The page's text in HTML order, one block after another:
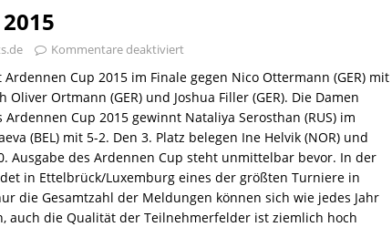
Kommentare deaktiviert
Ardennen Cup 2015 im Finale gegen Nico Ottermann (GER) mit
Oliver Ortmann (GER) und Joshua Filler (GER). Die Damen
Cup 2015 gewinnt Nataliya Serosthan (RUS) im
(BEL) mit 5-2. Den 3. Platz belegen Ine Helvik (NOR) und
Ausgabe des Ardennen Cup steht unmittelbar bevor. In der
in Ettelbrück/Luxemburg eines der größten Turniere in
die Gesamtzahl der Meldungen können sich wie jedes Jahr
auch die Qualität der Teilnehmerfelder ist ziemlich hoch